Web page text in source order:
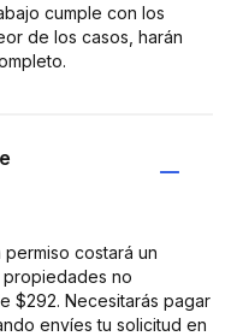
cumple con los
de los casos, harán
costará un
propiedades no
$292. Necesitarás pagar
envíes tu solicitud en